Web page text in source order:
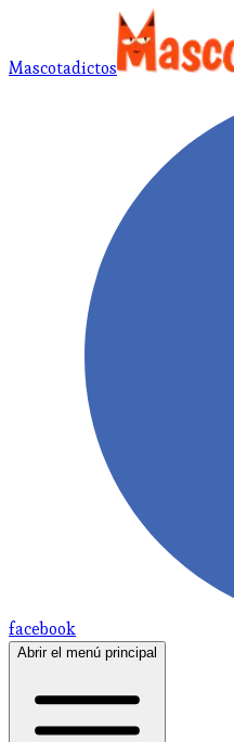
Mascotadictos
facebook
Abrir el menú principal